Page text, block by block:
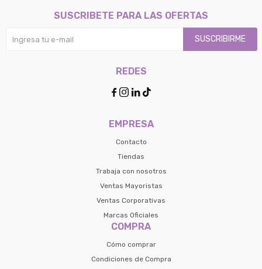
EMPRESA
Contacto
Tiendas
Trabaja con nosotros
Ventas Mayoristas
Ventas Corporativas
Marcas Oficiales
COMPRA
Cómo comprar
Condiciones de Compra
SUSCRIBETE PARA LAS OFERTAS
SUSCRIBIRME
REDES
   